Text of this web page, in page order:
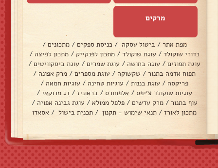
מרקים
מפת אתר / ביטול עסקה / כניסת ספקים / מתכונים /
כדורי שוקולד / עוגת שוקולד / מתכון לפנקייק / מתכון לפיצה /
עוגת תפוזים / עוגה בחושה / עוגת שמרים / עוגת ביסקוויטים /
תפוח אדמה בתנור / שקשוקה / עוגת מספרים / מרק אפונה /
פריקסה / עוגת בננות / עוגיות טחינה / עוגיות חמאה /
עוגיות שוקולד צ׳יפס / אלפחורס / בראוניז / דג מרוקאי /
עוף בתנור / מרק עדשים / פלפל ממולא / עוגת גבינה אפויה /
מתכון לאורז / תנאי שימוש - תקנון / תכנית בישול / אסאדו